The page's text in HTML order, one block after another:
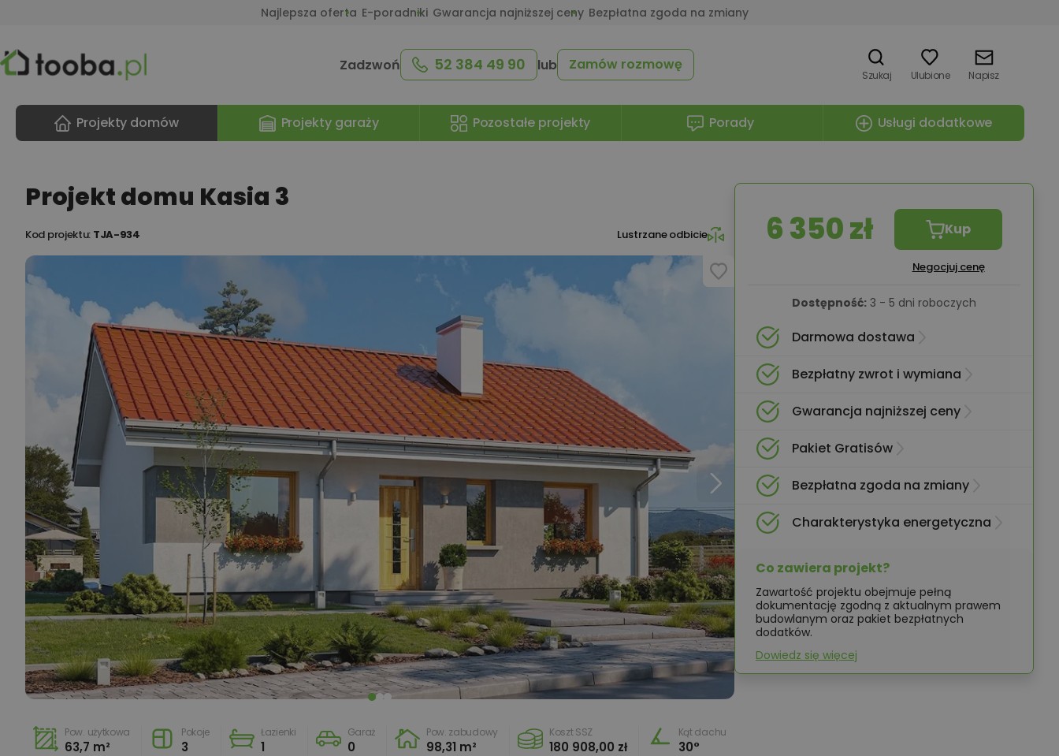
Najlepsza oferta E-poradniki Gwarancja najniższej ceny Bezpłatna zgoda na zmiany
Zadzwoń 52 384 49 90 lub Zamów rozmowę
Szukaj Ulubione Napisz
Projekty domów Projekty garaży Pozostałe projekty Porady Usługi dodatkowe
Projekt domu Kasia 3
Kod projektu: TJA-934 Lustrzane odbicie
Pow. użytkowa
63,7 m²
Pokoje
3
Łazienki
1
Garaż
0
Pow. zabudowy
98,31 m²
Koszt SSZ
180 908,00 zł
Kąt dachu
30°
6 350 zł Kup
Negocjuj cenę
Dostępność: 3 - 5 dni roboczych
Darmowa dostawa
Bezpłatny zwrot i wymiana
Gwarancja najniższej ceny
Pakiet Gratisów
Bezpłatna zgoda na zmiany
Charakterystyka energetyczna
Co zawiera projekt?
Zawartość projektu obejmuje pełną
dokumentację zgodną z aktualnym prawem
budowlanym oraz pakiet bezpłatnych
dodatków.
Dowiedz się więcej